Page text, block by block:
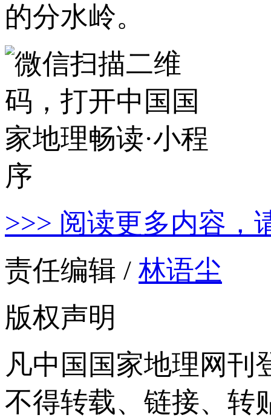
的分水岭。
>>> 阅读更多内容，
责任编辑 / 林语尘
版权声明
凡中国国家地理网刊
不得转载、链接、转